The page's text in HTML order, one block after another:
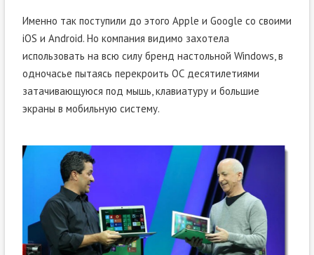
Именно так поступили до этого Apple и Google со своими
iOS и Android. Но компания видимо захотела
использовать на всю силу бренд настольной Windows, в
одночасье пытаясь перекроить ОС десятилетиями
затачивающуюся под мышь, клавиатуру и большие
экраны в мобильную систему.